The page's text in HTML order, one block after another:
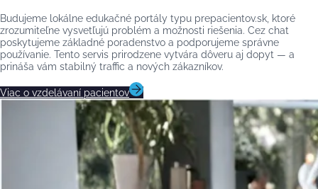
Budujeme lokálne edukačné portály typu prepacientov.sk, ktoré
zrozumiteľne vysvetľujú problém a možnosti riešenia. Cez chat
poskytujeme základné poradenstvo a podporujeme správne
používanie. Tento servis prirodzene vytvára dôveru aj dopyt — a
prináša vám stabilný traffic a nových zákazníkov.
Viac o vzdelávaní pacientov